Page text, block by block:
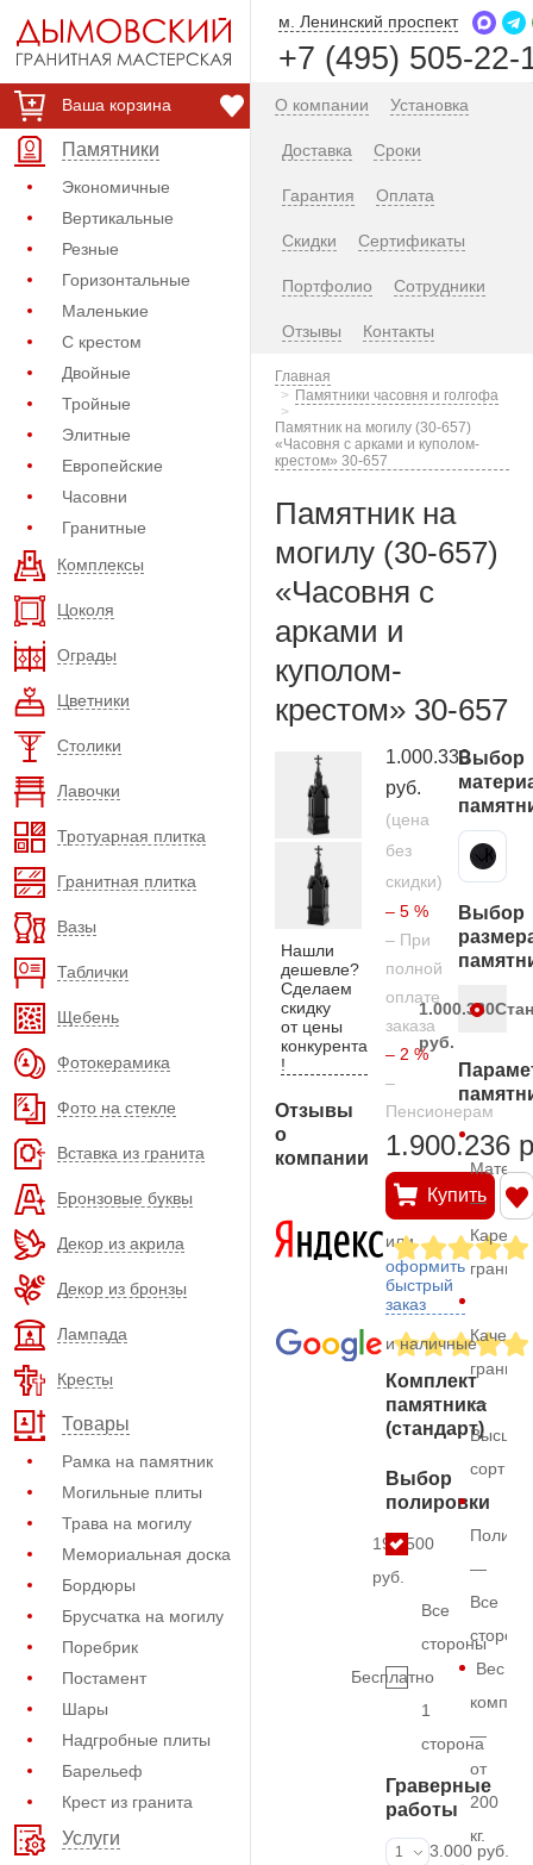
Ваша корзина
Памятники
Экономичные
Вертикальные
Резные
Горизонтальные
Маленькие
С крестом
Двойные
Тройные
Элитные
Европейские
Часовни
Гранитные
Комплексы
Цоколя
Ограды
Цветники
Столики
Лавочки
Тротуарная плитка
Гранитная плитка
Вазы
Таблички
Щебень
Фотокерамика
Фото на стекле
Вставка из гранита
Бронзовые буквы
Декор из акрила
Декор из бронзы
Лампада
Кресты
Товары
Рамка на памятник
Могильные плиты
Трава на могилу
Мемориальная доска
Бордюры
Брусчатка на могилу
Поребрик
Постамент
Шары
Надгробные плиты
Барельеф
Крест из гранита
Услуги
м. Ленинский проспект
+7 (495) 505-22-
О компании Установка
Доставка Сроки
Гарантия Оплата
Скидки Сертификаты
Портфолио Сотрудники
Отзывы Контакты
Главная
Памятники часовня и голгофа
Памятник на могилу (30-657)
«Часовня с арками и куполом-
крестом» 30-657
Памятник на
могилу (30-657)
«Часовня с
арками и
куполом-
крестом» 30-657
Нашли
дешевле?
Сделаем
скидку
от цены
конкурента
!
Отзывы
о
компании
1.000.330
руб.
(цена
без
скидки)
– 5 %
– При
полной
оплате
заказа
– 2 %
–
Пенсионерам
1.900.236
Купить
или
оформить
быстрый
заказ
и наличные
Комплект
памятника
(стандарт)
Выбор
полировки
199.500
руб.
Все
стороны
Бесплатно
1
сторона
Граверные
работы
ФИО и даты
1
3.000 руб.
Выбор
Карельский гранит
Выбор
1.000.330
руб.
—
гранит
гранита
—
Высший
сорт
—
Все
Вес
—
от
200
кг.